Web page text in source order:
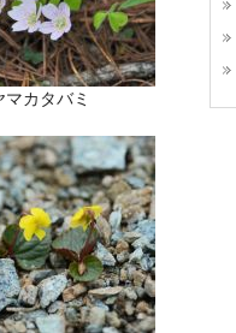
マカタバミ